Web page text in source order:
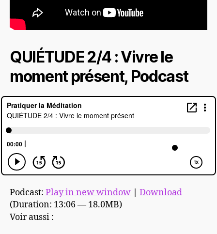
QUIÉTUDE 2/4 : Vivre le
moment présent, Podcast
Podcast: Play in new window
Download
(Duration: 13:06 — 18.0MB)
Voir aussi :